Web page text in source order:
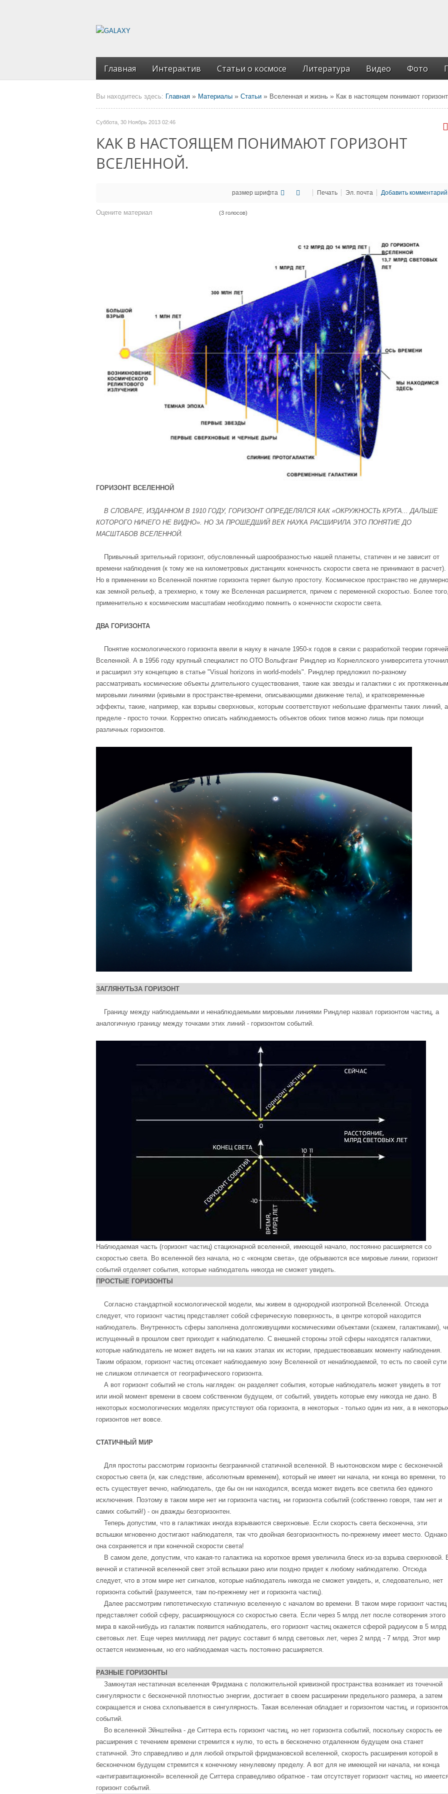
Главная Интерактив Статьи о космосе Литература Видео Фото
Вы находитесь здесь: Главная » Материалы » Статьи » Вселенная и жизнь » Как в настоящем понимают
Суббота, 30 Ноябрь 2013 02:46
КАК В НАСТОЯЩЕМ ПОНИМАЮТ ГОРИЗОНТ
ВСЕЛЕННОЙ.
размер шрифта Печать Эл. почта Добавить комментарий
Оцените материал (3 голосов)
ГОРИЗОНТ ВСЕЛЕННОЙ
В СЛОВАРЕ, ИЗДАННОМ В 1910 ГОДУ, ГОРИЗОНТ ОПРЕДЕЛЯЛСЯ КАК «ОКРУЖНОСТЬ КРУГА... ДАЛЬШЕ
КОТОРОГО НИЧЕГО НЕ ВИДНО». НО ЗА ПРОШЕДШИЙ ВЕК НАУКА РАСШИРИЛА ЭТО ПОНЯТИЕ ДО
МАСШТАБОВ ВСЕЛЕННОЙ.
Привычный зрительный горизонт, обусловленный шарообразностью нашей планеты, статичен и не зависит от
времени наблюдения (к тому же на километровых дистанциях конечность скорости света не принимают в расчет).
Но в применении ко Вселенной понятие горизонта теряет былую простоту. Космическое пространство не
как земной рельеф, а трехмерно, к тому же Вселенная расширяется, причем с переменной скоростью. Более
применительно к космическим масштабам необходимо помнить о конечности скорости света.
ДВА ГОРИЗОНТА
Понятие космологического горизонта ввели в науку в начале 1950-х годов в связи с разработкой теории горячей
Вселенной. А в 1956 году крупный специалист по ОТО Вольфганг Риндлер из Корнеллского университета уточнил
и расширил эту концепцию в статье "Visual horizons in world-models". Риндлер предложил по-разному
рассматривать космические объекты длительного существования, такие как звезды и галактики с их
мировыми линиями (кривыми в пространстве-времени, описывающими движение тела), и кратковременные
эффекты, такие, например, как взрывы сверхновых, которым соответствуют небольшие фрагменты таких линий,
пределе - просто точки. Корректно описать наблюдаемость объектов обоих типов можно лишь при помощи
различных горизонтов.
ЗАГЛЯНУТЬЗА ГОРИЗОНТ
Границу между наблюдаемыми и ненаблюдаемыми мировыми линиями Риндлер назвал горизонтом частиц, а
аналогичную границу между точками этих линий - горизонтом событий.
Наблюдаемая часть (горизонт частиц) стационарной вселенной, имеющей начало, постоянно расширяется со
скоростью света. Во вселенной без начала, но с «концом света», где обрываются все мировые линии, горизонт
событий отделяет события, которые наблюдатель никогда не сможет увидеть.
ПРОСТЫЕ ГОРИЗОНТЫ
Согласно стандартной космологической модели, мы живем в однородной изотропной Вселенной. Отсюда
следует, что горизонт частиц представляет собой сферическую поверхность, в центре которой находится
наблюдатель. Внутренность сферы заполнена долгоживущими космическими объектами (скажем, галактиками),
испущенный в прошлом свет приходит к наблюдателю. С внешней стороны этой сферы находятся галактики,
которые наблюдатель не может видеть ни на каких этапах их истории, предшествовавших моменту наблюдения.
Таким образом, горизонт частиц отсекает наблюдаемую зону Вселенной от ненаблюдаемой, то есть по своей сути
не слишком отличается от географического горизонта.
А вот горизонт событий не столь нагляден: он разделяет события, которые наблюдатель может увидеть в тот
или иной момент времени в своем собственном будущем, от событий, увидеть которые ему никогда не дано. В
некоторых космологических моделях присутствуют оба горизонта, в некоторых - только один из них, а в
горизонтов нет вовсе.
СТАТИЧНЫЙ МИР
Для простоты рассмотрим горизонты безграничной статичной вселенной. В ньютоновском мире с бесконечной
скоростью света (и, как следствие, абсолютным временем), который не имеет ни начала, ни конца во времени, то
есть существует вечно, наблюдатель, где бы он ни находился, всегда может видеть все светила без единого
исключения. Поэтому в таком мире нет ни горизонта частиц, ни горизонта событий (собственно говоря, там нет и
самих событий!) - он дважды безгоризонтен.
Теперь допустим, что в галактиках иногда взрываются сверхновые. Если скорость света бесконечна, эти
вспышки мгновенно достигают наблюдателя, так что двойная безгоризонтность по-прежнему имеет место. Однако
она сохраняется и при конечной скорости света!
В самом деле, допустим, что какая-то галактика на короткое время увеличила блеск из-за взрыва сверхновой.
вечной и статичной вселенной свет этой вспышки рано или поздно придет к любому наблюдателю. Отсюда
следует, что в этом мире нет сигналов, которые наблюдатель никогда не сможет увидеть, и, следовательно, нет
горизонта событий (разумеется, там по-прежнему нет и горизонта частиц).
Далее рассмотрим гипотетическую статичную вселенную с началом во времени. В таком мире горизонт частиц
представляет собой сферу, расширяющуюся со скоростью света. Если через 5 млрд лет после сотворения этого
мира в какой-нибудь из галактик появится наблюдатель, его горизонт частиц окажется сферой радиусом в 5 млрд
световых лет. Еще через миллиард лет радиус составит б млрд световых лет, через 2 млрд - 7 млрд. Этот мир
остается неизменным, но его наблюдаемая часть постоянно расширяется.
РАЗНЫЕ ГОРИЗОНТЫ
Замкнутая нестатичная вселенная Фридмана с положительной кривизной пространства возникает из точечной
сингулярности с бесконечной плотностью энергии, достигает в своем расширении предельного размера, а затем
сокращается и снова схлопывается в сингулярность. Такая вселенная обладает и горизонтом частиц, и
событий.
Во вселенной Эйнштейна - де Ситтера есть горизонт частиц, но нет горизонта событий, поскольку скорость ее
расширения с течением времени стремится к нулю, то есть в бесконечно отдаленном будущем она станет
статичной. Это справедливо и для любой открытой фридмановской вселенной, скорость расширения которой в
бесконечном будущем стремится к конечному ненулевому пределу. А вот для не имеющей ни начала, ни конца
«антигравитационной» вселенной де Ситтера справедливо обратное - там отсутствует горизонт частиц, но
горизонт событий.